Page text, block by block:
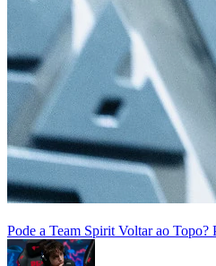
Pode a Team Spirit Voltar ao